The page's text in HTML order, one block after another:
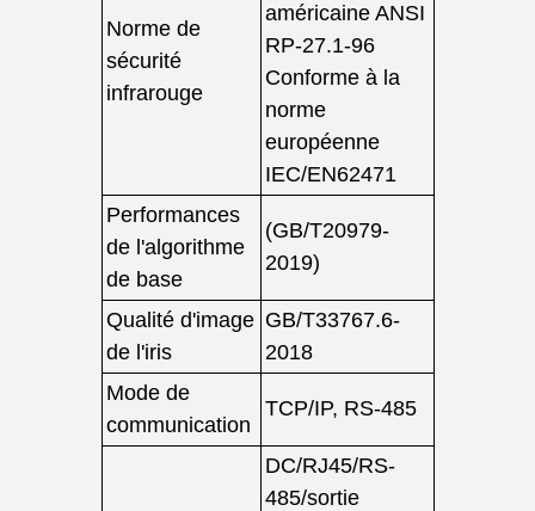
Norme de
sécurité
infrarouge
américaine ANSI
RP-27.1-96
Conforme à la
norme
européenne
IEC/EN62471
Performances
de l'algorithme
de base
(GB/T20979-
2019)
Qualité d'image
de l'iris
GB/T33767.6-
2018
Mode de
communication
TCP/IP, RS-485
DC/RJ45/RS-
485/sortie